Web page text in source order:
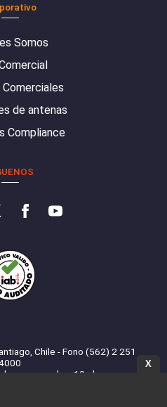
Somos
de antenas
Compliance
Chile - Fono (562) 2 251
reservados. 13.cl
X